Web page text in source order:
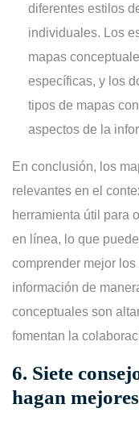
diferentes estilos
individuales. Los
mapas
específicas, y los
tipos de mapas
aspectos de la
En conclusión, los
relevantes en el
herramienta útil para
en línea, lo que
comprender mejor
información de
conceptuales son
fomentan la
6. Siete
hagan